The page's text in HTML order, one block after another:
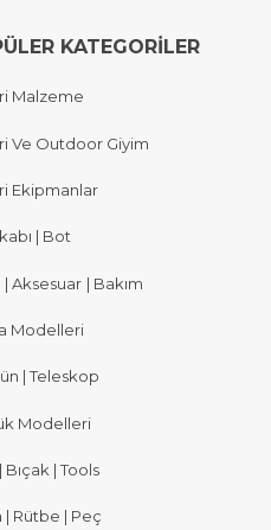
KATEGORİLER
Malzeme
Ve Outdoor Giyim
Ekipmanlar
| Bot
| Aksesuar | Bakım
Modelleri
| Teleskop
Modelleri
Bıçak | Tools
| Rütbe | Peç